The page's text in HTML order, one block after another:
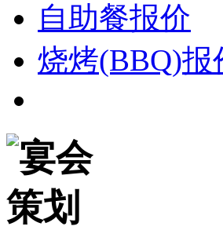
自助餐报价
烧烤(BBQ)报